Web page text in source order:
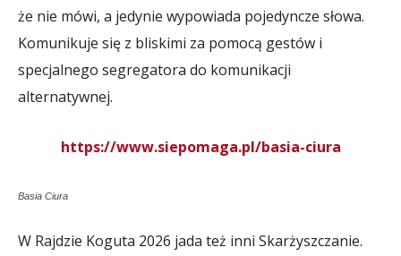
że nie mówi, a jedynie wypowiada pojedyncze słowa.
Komunikuje się z bliskimi za pomocą gestów i
specjalnego segregatora do komunikacji
alternatywnej.
https://www.siepomaga.pl/basia-ciura
Basia Ciura
W Rajdzie Koguta 2026 jada też inni Skarżyszczanie.